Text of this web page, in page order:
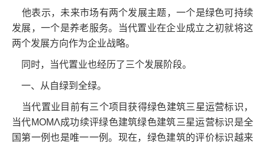
他表示，未来市场有两个发展主题，一个是绿色可持续
发展，一个是养老服务。当代置业在企业成立之初就将这
两个发展方向作为企业战略。
同时，当代置业也经历了三个发展阶段。
一、从自绿到全绿。
当代置业目前有三个项目获得绿色建筑三星运营标识，
当代MOMΛ成功续评绿色建筑绿色建筑三星运营标识是全
国第一例也是唯一一例。现在，绿色建筑的评价标识越来